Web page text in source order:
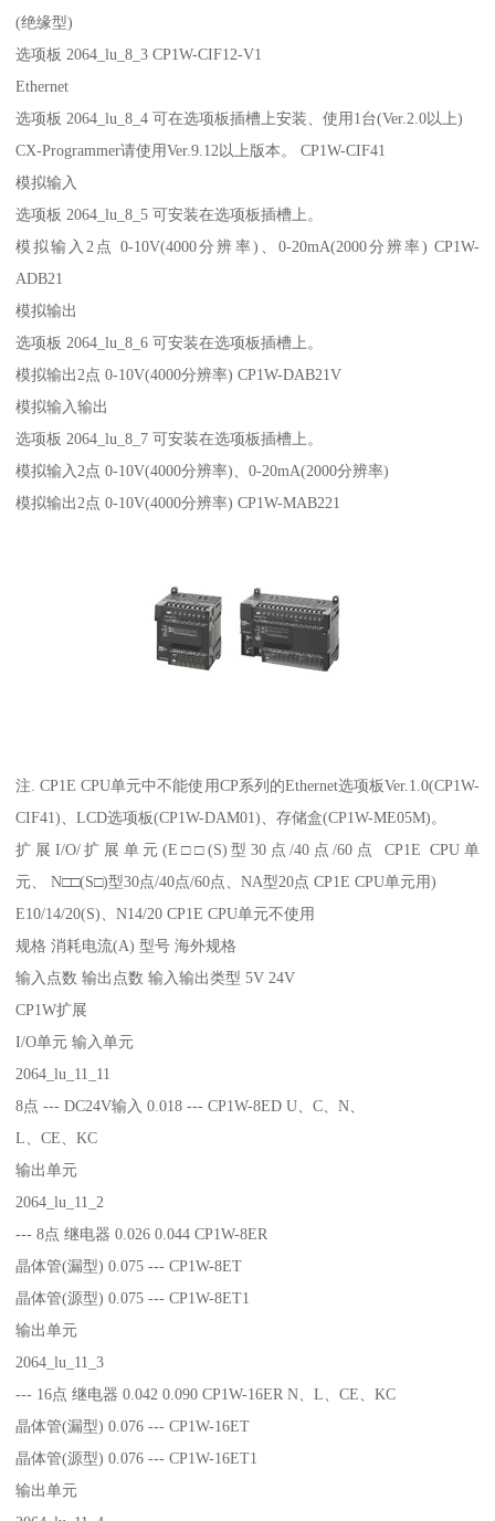
(绝缘型)
选项板 2064_lu_8_3 CP1W-CIF12-V1
Ethernet
选项板 2064_lu_8_4 可在选项板插槽上安装、使用1台(Ver.2.0以上)
CX-Programmer请使用Ver.9.12以上版本。 CP1W-CIF41
模拟输入
选项板 2064_lu_8_5 可安装在选项板插槽上。
模拟输入2点 0-10V(4000分辨率)、0-20mA(2000分辨率) CP1W-
ADB21
模拟输出
选项板 2064_lu_8_6 可安装在选项板插槽上。
模拟输出2点 0-10V(4000分辨率) CP1W-DAB21V
模拟输入输出
选项板 2064_lu_8_7 可安装在选项板插槽上。
模拟输入2点 0-10V(4000分辨率)、0-20mA(2000分辨率)
模拟输出2点 0-10V(4000分辨率) CP1W-MAB221
注. CP1E CPU单元中不能使用CP系列的Ethernet选项板Ver.1.0(CP1W-
CIF41)、LCD选项板(CP1W-DAM01)、存储盒(CP1W-ME05M)。
扩展I/O/扩展单元(E□□(S)型30点/40点/60点 CP1E CPU单
元、 N□□(S□)型30点/40点/60点、NA型20点 CP1E CPU单元用)
E10/14/20(S)、N14/20 CP1E CPU单元不使用
规格 消耗电流(A) 型号 海外规格
输入点数 输出点数 输入输出类型 5V 24V
CP1W扩展
I/O单元 输入单元
2064_lu_11_11
8点 --- DC24V输入 0.018 --- CP1W-8ED U、C、N、
L、CE、KC
输出单元
2064_lu_11_2
--- 8点 继电器 0.026 0.044 CP1W-8ER
晶体管(漏型) 0.075 --- CP1W-8ET
晶体管(源型) 0.075 --- CP1W-8ET1
输出单元
2064_lu_11_3
--- 16点 继电器 0.042 0.090 CP1W-16ER N、L、CE、KC
晶体管(漏型) 0.076 --- CP1W-16ET
晶体管(源型) 0.076 --- CP1W-16ET1
输出单元